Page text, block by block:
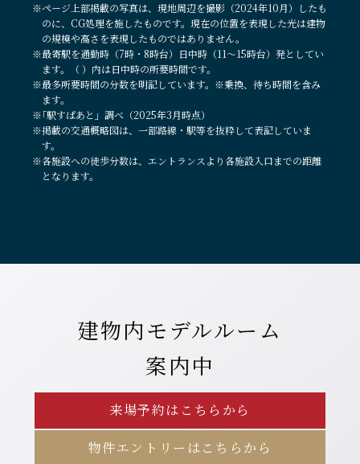
※ページ上部掲載の写真は、現地周辺を撮影（2024年10月）したも
のに、CG処理を施したものです。現在の位置を表現した光は建物
の規模や高さを表現したものではありません。
※最寄駅を通勤時（7時・8時台）日中時（11～15時台）発としてい
ます。（ ）内は日中時の所要時間です。
※最多所要時間の分数を明記しています。※乗換、待ち時間を含み
ます。
※｢駅すぱあと」調べ（2025年3月時点）
※掲載の交通概略図は、一部路線・駅等を抜粋して表記していま
す。
※各施設への徒歩分数は、エントランスより各施設入口までの距離
となります。
建物内モデルルーム
案内中
物件エントリーはこちらから
来場予約はこちらから